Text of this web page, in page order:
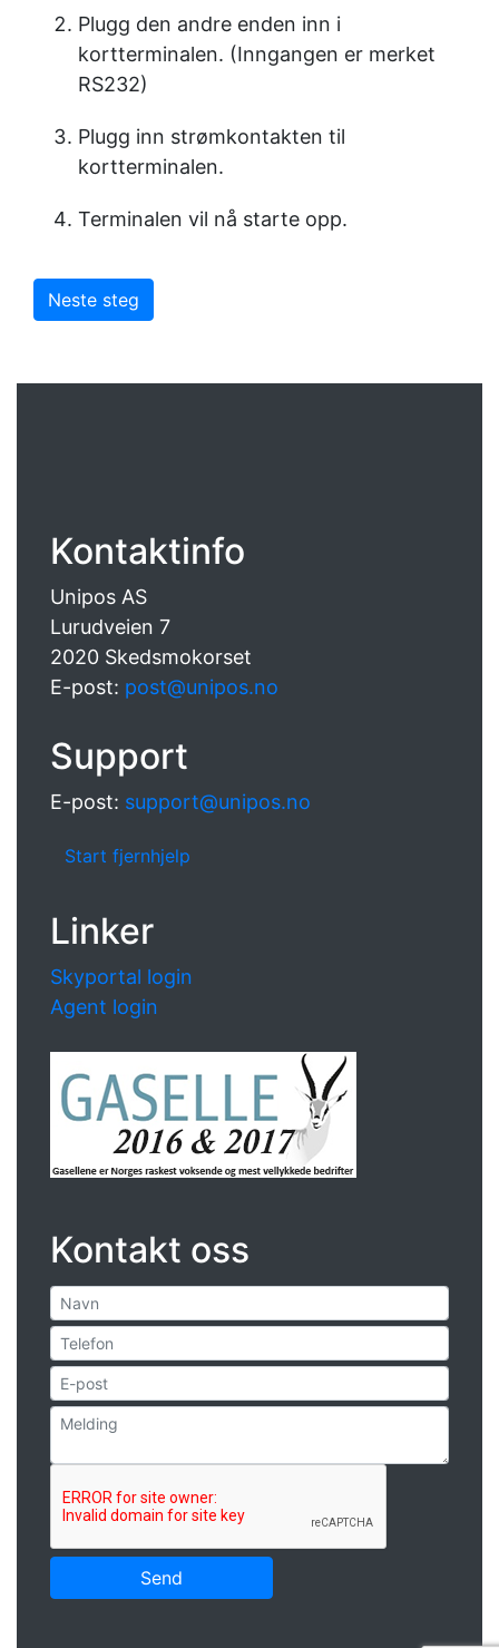
Plugg den andre enden inn i
kortterminalen. (Inngangen er merket
RS232)
Plugg inn strømkontakten til
kortterminalen.
Terminalen vil nå starte opp.
Neste steg
Kontaktinfo
Unipos AS
Lurudveien 7
2020 Skedsmokorset
E-post: post@unipos.no
Support
E-post: support@unipos.no
Start fjernhjelp
Linker
Skyportal login
Agent login
Kontakt oss
Send